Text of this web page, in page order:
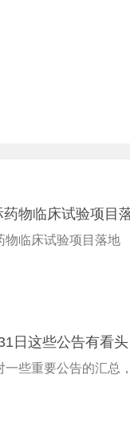
物临床试验项目
物临床试验项目落地
日这些公告有看头
一些重要公告的汇总